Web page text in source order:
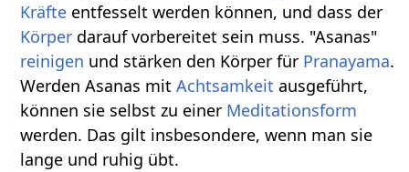
Kräfte entfesselt werden können, und dass der
Körper darauf vorbereitet sein muss. "Asanas"
reinigen und stärken den Körper für Pranayama.
Werden Asanas mitAchtsamkeit ausgeführt,
können sie selbst zu einer Meditationsform
werden. Das gilt insbesondere, wenn man sie
lange und ruhig übt.